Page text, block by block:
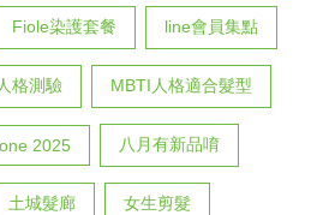
Fiole染護套餐 line會員集點
格測驗 MBTI人格適合髮型
2025 八月有新品唷
土城髮廊 女生剪髮